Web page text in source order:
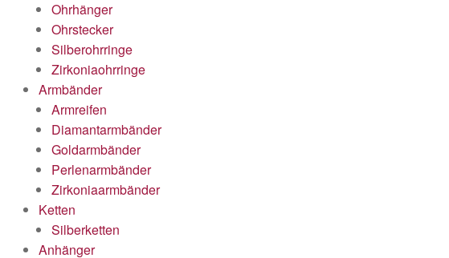
Ohrhänger
Ohrstecker
Silberohrringe
Zirkoniaohrringe
Armbänder
Armreifen
Diamantarmbänder
Goldarmbänder
Perlenarmbänder
Zirkoniaarmbänder
Ketten
Silberketten
Anhänger